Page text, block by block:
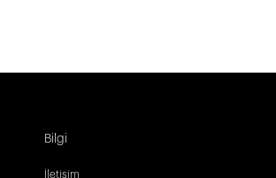
Bilgi
İletişim